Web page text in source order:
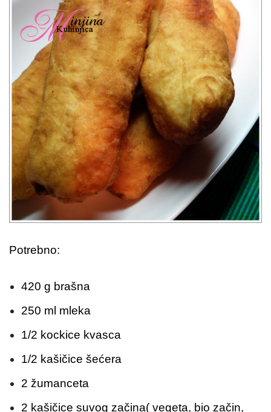
Potrebno:
420 g brašna
250 ml mleka
1/2 kockice kvasca
1/2 kašičice šećera
2 žumanceta
2 kašičice suvog začina( vegeta, bio začin,